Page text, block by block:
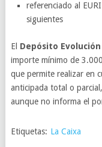
referenciado al
siguientes
El Depósito
importe mínimo de
que permite realizar en
anticipada total o
aunque no informa el
Etiquetas: La Caixa